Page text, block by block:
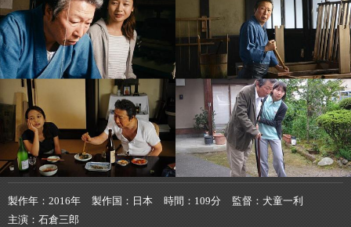
製作年 2016年 製作国 日本 時間 109分 監督
犬童一利
主演
石倉三郎